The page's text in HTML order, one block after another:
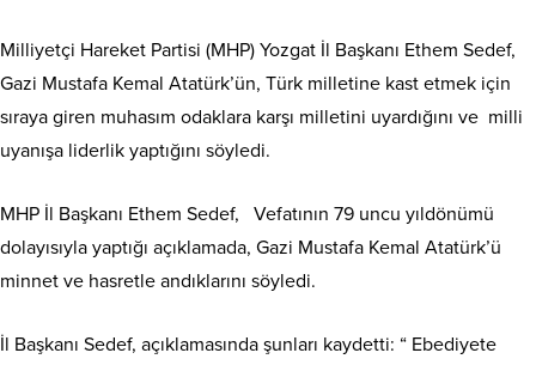
Milliyetçi Hareket Partisi (MHP) Yozgat İl Başkanı Ethem Sedef,
Gazi Mustafa Kemal Atatürk’ün, Türk milletine kast etmek için
sıraya giren muhasım odaklara karşı milletini uyardığını ve milli
uyanışa liderlik yaptığını söyledi.
MHP İl Başkanı Ethem Sedef, Vefatının 79 uncu yıldönümü
dolayısıyla yaptığı açıklamada, Gazi Mustafa Kemal Atatürk’ü
minnet ve hasretle andıklarını söyledi.
İl Başkanı Sedef, açıklamasında şunları kaydetti: “ Ebediyete